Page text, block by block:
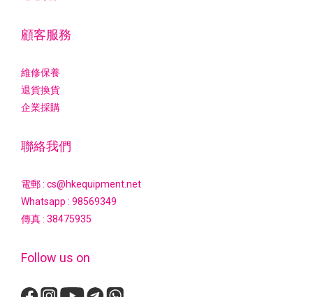
顧客服務
維修保養
退貨換貨
企業採購
聯絡我們
電郵 : cs@hkequipment.net
Whatsapp : 98569349
傳真 : 38475935
Follow us on